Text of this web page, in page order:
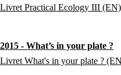
Livret Practical Ecology III (EN)
2015 - What’s in your plate ?
Livret What's in your plate ?